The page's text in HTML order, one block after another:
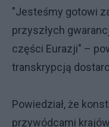
"Jesteśmy gotowi
przyszłych
części Eurazji" –
transkrypcją
Powiedział, że
przywódcami